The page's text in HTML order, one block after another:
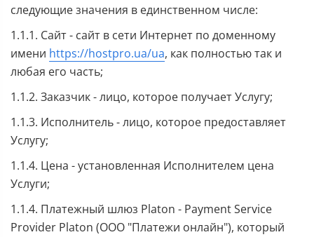
следующие значения в единственном числе:
1.1.1. Сайт - сайт в сети Интернет по доменному
имени https://hostpro.ua/ua, как полностью так и
любая его часть;
1.1.2. Заказчик - лицо, которое получает Услугу;
1.1.3. Исполнитель - лицо, которое предоставляет
Услугу;
1.1.4. Цена - установленная Исполнителем цена
Услуги;
1.1.4. Платежный шлюз Platon - Payment Service
Provider Platon (ООО "Платежи онлайн"), который